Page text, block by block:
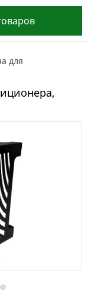
для
7